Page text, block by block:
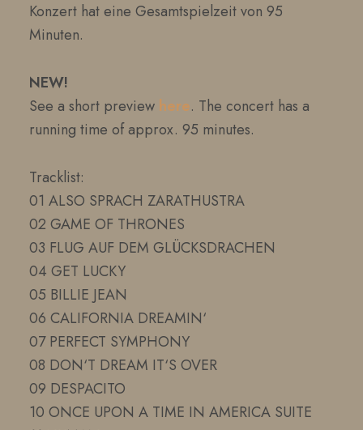
Konzert hat eine Gesamtspielzeit von 95
Minuten.
NEW!
See a short preview here. The concert has a
running time of approx. 95 minutes.
Tracklist:
01 ALSO SPRACH ZARATHUSTRA
02 GAME OF THRONES
03 FLUG AUF DEM GLÜCKSDRACHEN
04 GET LUCKY
05 BILLIE JEAN
06 CALIFORNIA DREAMIN‘
07 PERFECT SYMPHONY
08 DON‘T DREAM IT‘S OVER
09 DESPACITO
10 ONCE UPON A TIME IN AMERICA SUITE